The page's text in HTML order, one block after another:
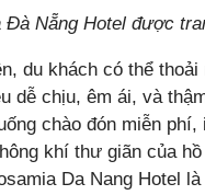
Đà Nẵng Hotel được
du khách có thể
dễ chịu, êm ái, và
chào đón miễn
khí thư giãn của
Da Nang Hotel